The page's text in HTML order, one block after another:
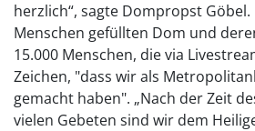
herzlich“, sagte Dompropst
Menschen gefüllten Dom und
15.000 Menschen, die via
Zeichen, "dass wir als
gemacht haben". „Nach der Zeit
vielen Gebeten sind wir dem